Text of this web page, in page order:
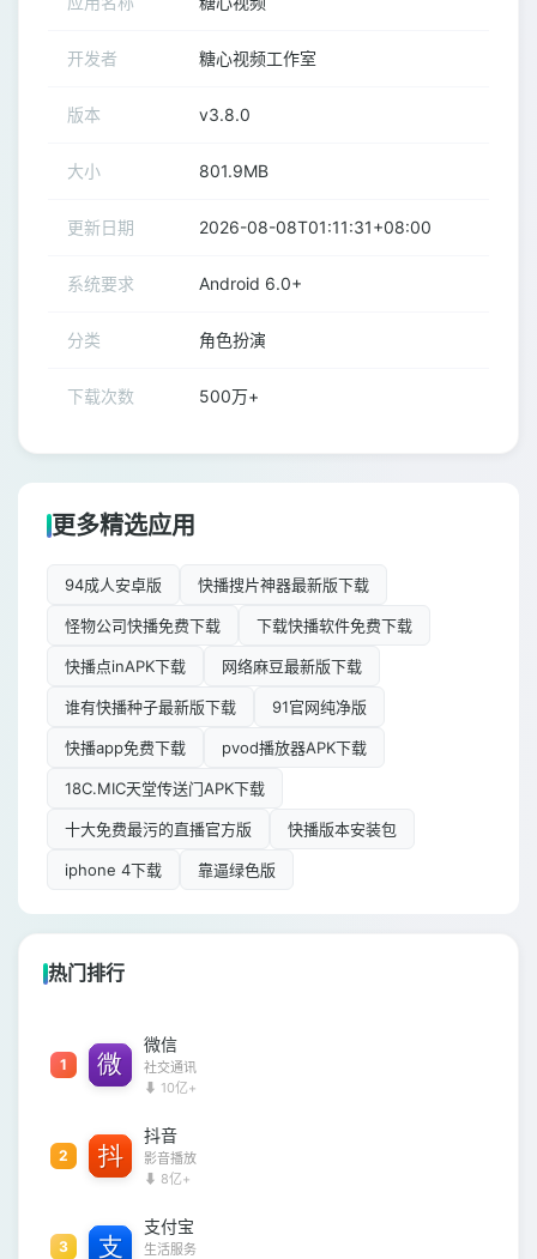
开发者 糖心视频工作室
版本 v3.8.0
大小 801.9MB
更新日期 2026-08-08T01:11:31+08:00
系统要求 Android 6.0+
分类 角色扮演
下载次数 500万+
更多精选应用
94成人安卓版 快播搜片神器最新版下载
怪物公司快播免费下载 下载快播软件免费下载
快播点inAPK下载 网络麻豆最新版下载
谁有快播种子最新版下载 91官网纯净版
快播app免费下载 pvod播放器APK下载
18C.MIC天堂传送门APK下载
十大免费最污的直播官方版 快播版本安装包
iphone 4下载 靠逼绿色版
热门排行
1
微信
社交通讯
⬇ 10亿+
2
抖音
影音播放
⬇ 8亿+
3
支付宝
生活服务